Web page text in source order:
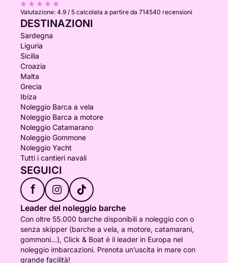
Valutazione: 4.9 / 5 calcolata a partire da 714540 recensioni
DESTINAZIONI
Sardegna
Liguria
Sicilia
Croazia
Malta
Grecia
Ibiza
Noleggio Barca a vela
Noleggio Barca a motore
Noleggio Catamarano
Noleggio Gommone
Noleggio Yacht
Tutti i cantieri navali
SEGUICI
f
Leader del noleggio barche
Con oltre 55.000 barche disponibili a noleggio con o
senza skipper (barche a vela, a motore, catamarani,
gommoni...), Click & Boat è il leader in Europa nel
noleggio imbarcazioni. Prenota un’uscita in mare con
grande facilità!